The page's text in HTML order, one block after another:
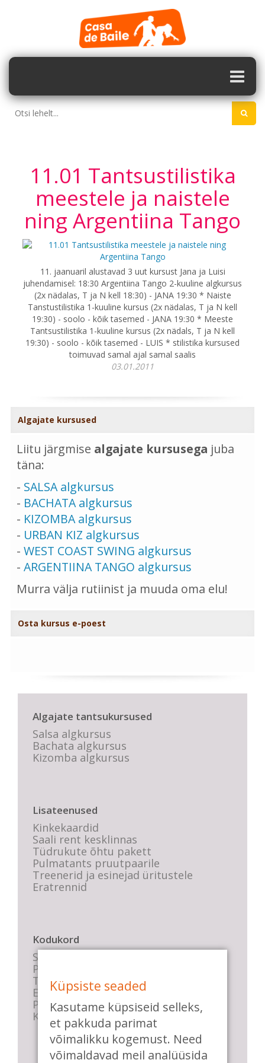
11.01 Tantsustilistika
meestele ja naistele
ning Argentiina Tango
11. jaanuaril alustavad 3 uut kursust Jana ja Luisi
juhendamisel: 18:30 Argentiina Tango 2-kuuline algkursus
(2x nädalas, T ja N kell 18:30) - JANA 19:30 * Naiste
Tanstustilistika 1-kuuline kursus (2x nädalas, T ja N kell
19:30) - soolo - kõik tasemed - JANA 19:30 * Meeste
Tantsustilistika 1-kuuline kursus (2x nädals, T ja N kell
19:30) - soolo - kõik tasemed - LUIS * stilistika kursused
toimuvad samal ajal samal saalis
03.01.2011
Algajate kursused
Liitu järgmise algajate kursusega juba
täna:
- SALSA algkursus
- BACHATA algkursus
- KIZOMBA algkursus
- URBAN KIZ algkursus
- WEST COAST SWING algkursus
- ARGENTIINA TANGO algkursus
Murra välja rutiinist ja muuda oma elu!
Osta kursus e-poest
Algajate tantsukursused
Salsa algkursus
Bachata algkursus
Kizomba algkursus
Lisateenused
Kinkekaardid
Saali rent kesklinnas
Tüdrukute õhtu pakett
Pulmatants pruutpaarile
Treenerid ja esinejad üritustele
Eratrennid
Kodukord
Stuudio sisekord
Privaatsustingimused
Tasemete kirjeldused
E-poe tingimused
Parkimise info
KKK
Küpsiste seaded
Kasutame küpsiseid selleks,
et pakkuda parimat
võimalikku kogemust. Need
võimaldavad meil analüüsida